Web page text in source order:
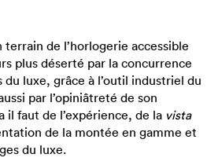
terrain de l’horlogerie accessible
plus déserté par la concurrence
luxe, grâce à l’outil industriel du
par l’opiniâtreté de son
il faut de l’expérience, de la vista
de la montée en gamme et
du luxe.